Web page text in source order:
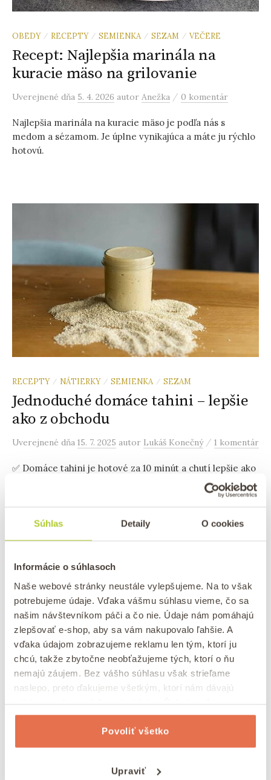
Súhlas Detaily O cookies
Informácie o súhlasoch
Naše webové stránky neustále vylepšujeme. Na to však
potrebujeme údaje. Vďaka vášmu súhlasu vieme, čo sa
našim návštevníkom páči a čo nie. Údaje nám pomáhajú
zlepšovať e-shop, aby sa vám nakupovalo ľahšie. A
vďaka údajom zobrazujeme reklamu len tým, ktorí ju
chcú, takže zbytočne neobťažujeme tých, ktorí o ňu
nemajú záujem. Bez vášho súhlasu však strieľame
naslepo, preto ďakujeme všetkým, ktorí nám dávajú
Povoliť všetko
Upraviť
OBEDY / RECEPTY / SEMIENKA / SEZAM / VEČERE
Recept: Najlepšia marinála na
kuracie mäso na grilovanie
Uverejnené dňa 5. 4. 2026 autor Anežka / 0 komentár
Najlepšia marinála na kuracie mäso je podľa nás s
medom a sézamom. Je úplne vynikajúca a máte ju rýchlo
hotovú.
RECEPTY / NÁTIERKY / SEMIENKA / SEZAM
Jednoduché domáce tahini – lepšie
ako z obchodu
Uverejnené dňa 15. 7. 2025 autor Lukáš Konečný / 1 komentár
✅ Domáce tahini je hotové za 10 minút a chutí lepšie ako
z obchodu ✅ Stačia vám len sezamové semienka a
RECEPTY
KE
Zdravý ázijský uhorkový šalát so